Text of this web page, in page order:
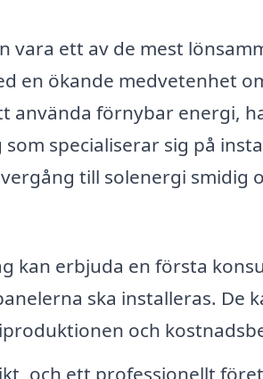
vara ett av de mest
en ökande medvetenhet
förnybar energi,
specialiserar sig på
till solenergi smidig
kan erbjuda en första
ska installeras. De
och